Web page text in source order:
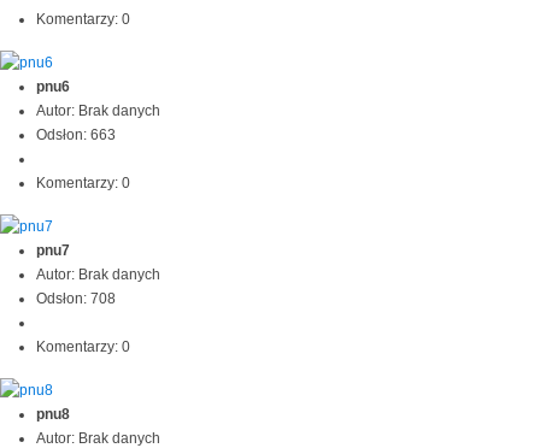
Komentarzy: 0
pnu6
Autor: Brak danych
Odsłon: 663
Komentarzy: 0
pnu7
Autor: Brak danych
Odsłon: 708
Komentarzy: 0
pnu8
Autor: Brak danych